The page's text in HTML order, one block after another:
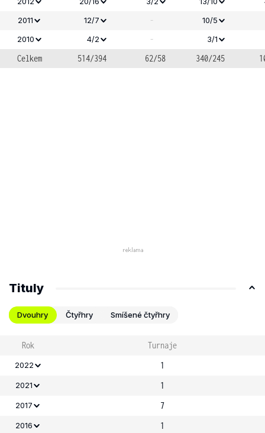
2011
12/7 - 10/5
2010
4/2 - 3/1
Celkem 514/394 62/58 340/245
Tituly
Dvouhry Čtyřhry Smíšené čtyřhry
Rok Turnaje
2022 1
2021 1
2017 7
2016 1